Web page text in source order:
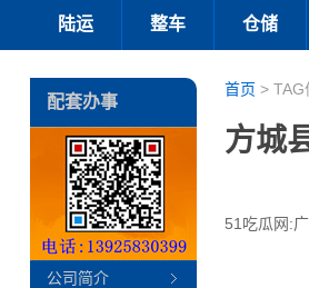
陆运 整车 仓储
首页 > TAG
方城
51吃瓜网:
配套办事
公司简介